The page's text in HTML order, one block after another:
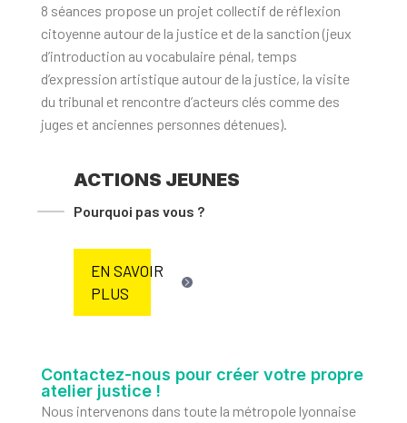
8 séances propose un projet collectif de réflexion
citoyenneautour de la justice et de la sanction (jeux
d’introduction au vocabulaire pénal, temps
d’expression artistique autour de la justice, la visite
du tribunal et rencontre d’acteurs clés comme des
juges et anciennes personnes détenues).
ACTIONS JEUNES
Pourquoi pas vous ?
EN SAVOIR
PLUS
Contactez-nous pour créer votre propre
atelier justice !
Nous intervenons dans toute la métropole lyonnaise